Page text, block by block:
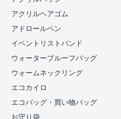
アクリルヘアゴム
アドロールペン
イベントリストバンド
ウォータープルーフバッグ
ウォームネックリング
エコカイロ
エコバッグ・買い物バッグ
お守り袋